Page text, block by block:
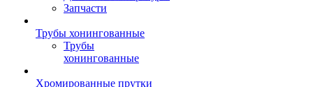
Запчасти
Трубы хонингованные
Трубы
хонингованные
Хромированные прутки